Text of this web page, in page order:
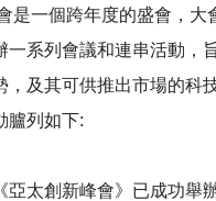
是一個跨年度的盛會，大
一系列會議和連串活動，
，及其可供推出市場的科
臚列如下:
亞太創新峰會》已成功舉